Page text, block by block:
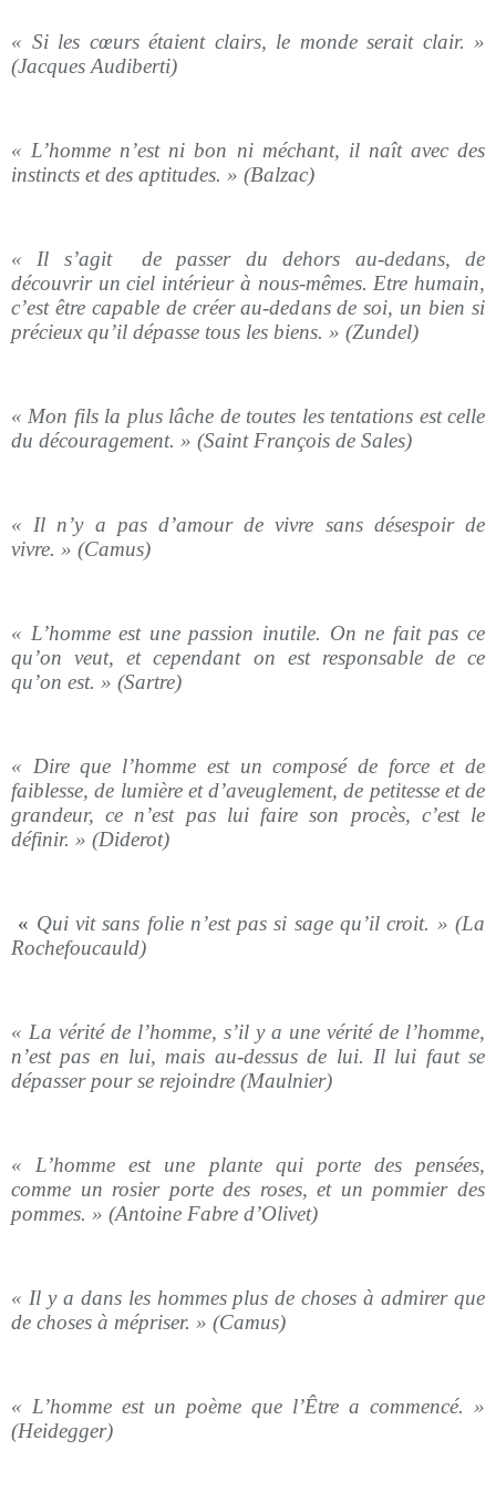
« Si les cœurs étaient clairs, le monde serait clair. »
(Jacques Audiberti)
« L’homme n’est ni bon ni méchant, il naît avec des
instincts et des aptitudes. » (Balzac)
« Il s’agit
de passer du dehors au-dedans, de
découvrir un ciel intérieur à nous-mêmes. Etre humain,
c’est être capable de créer au-dedans de soi, un bien si
précieux qu’il dépasse tous les biens. » (Zundel)
« Mon fils la plus lâche de toutes les tentations est celle
du découragement. » (Saint François de Sales)
« Il n’y a pas d’amour de vivre sans désespoir de
vivre. » (Camus)
« L’homme est une passion inutile. On ne fait pas ce
qu’on veut, et cependant on est responsable de ce
qu’on est. » (Sartre)
« Dire que l’homme est un composé de force et de
faiblesse, de lumière et d’aveuglement, de petitesse et de
grandeur, ce n’est pas lui faire son procès, c’est le
définir. » (Diderot)
« Qui vit sans folie n’est pas si sage qu’il croit. » (La
Rochefoucauld)
« La vérité de l’homme, s’il y a une vérité de l’homme,
n’est pas en lui, mais au-dessus de lui. Il lui faut se
dépasser pour se rejoindre (Maulnier)
« L’homme est une plante qui porte des pensées,
comme un rosier porte des roses, et un pommier des
pommes. » (Antoine Fabre d’Olivet)
« Il y a dans les hommes plus de choses à admirer que
de choses à mépriser. » (Camus)
« L’homme est un poème que l’Être a commencé. »
(Heidegger)